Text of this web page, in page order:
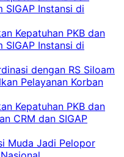
SIGAP Instansi di
Kepatuhan PKB dan
SIGAP Instansi di
dengan RS Siloam
Pelayanan Korban
Kepatuhan PKB dan
CRM dan SIGAP
Muda Jadi Pelopor